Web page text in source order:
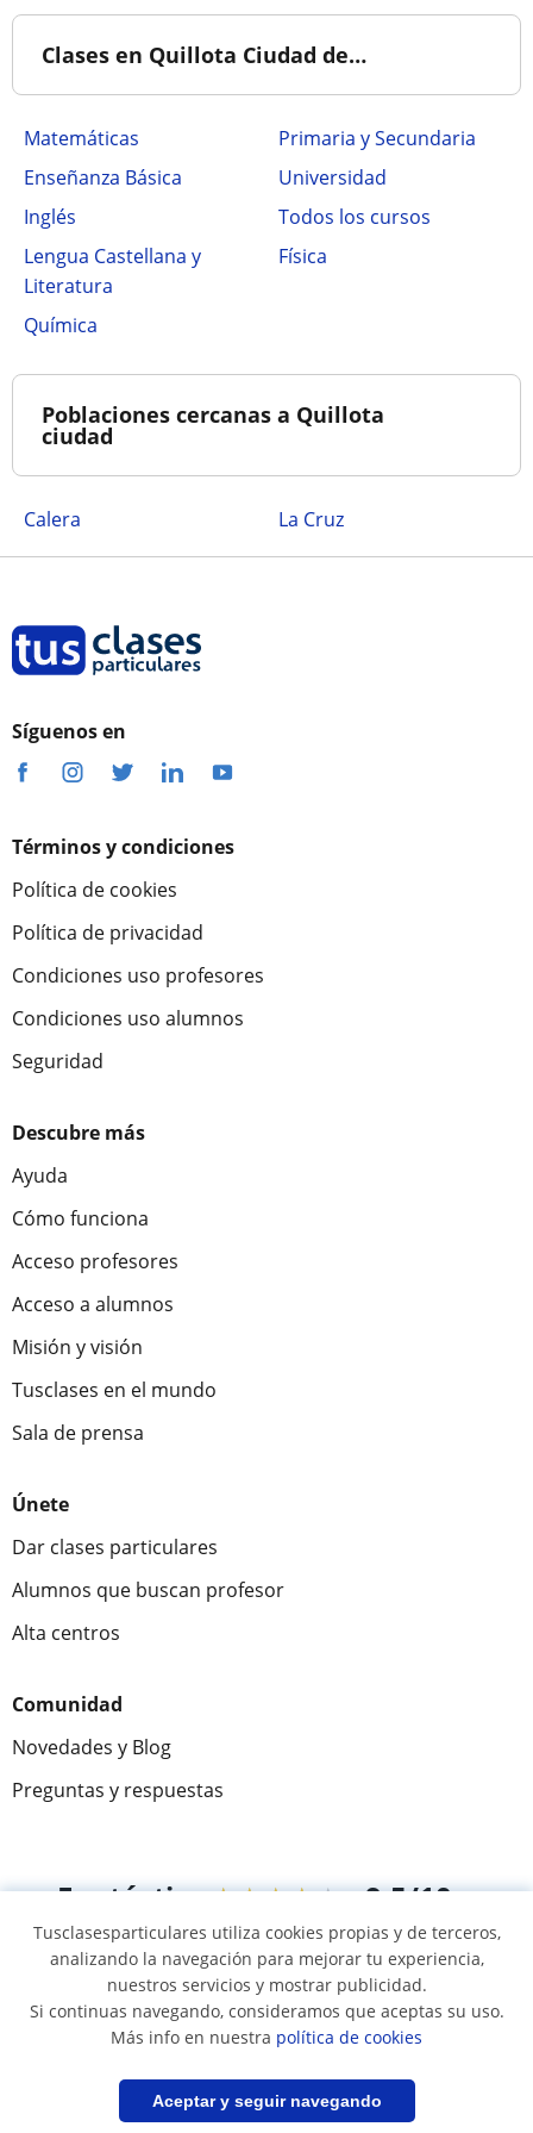
Guardar búsqueda
Clases en Quillota Ciudad de…
Matemáticas
Primaria y Secundaria
Enseñanza Básica
Universidad
Inglés
Todos los cursos
Lengua Castellana y
Literatura
Física
Química
Poblaciones cercanas a Quillota
ciudad
Calera La Cruz
Síguenos en
Términos y condiciones
Política de cookies
Política de privacidad
Condiciones uso profesores
Condiciones uso alumnos
Seguridad
Descubre más
Ayuda
Cómo funciona
Acceso profesores
Acceso a alumnos
Misión y visión
Tusclases en el mundo
Sala de prensa
Únete
Dar clases particulares
Alumnos que buscan profesor
Alta centros
Comunidad
Novedades y Blog
Preguntas y respuestas
Fantástica★★★★★ 9,5/10
305883 opiniones de alumnos
© 2007 - 2026 Tus clases particulares
Mapa web:Profesores particulares
Tusclasesparticulares utiliza cookies propias y de terceros,
analizando la navegación para mejorar tu experiencia,
nuestros servicios y mostrar publicidad.
Si continuas navegando, consideramos que aceptas su uso.
Más info en nuestra política de cookies
Aceptar y seguir navegando